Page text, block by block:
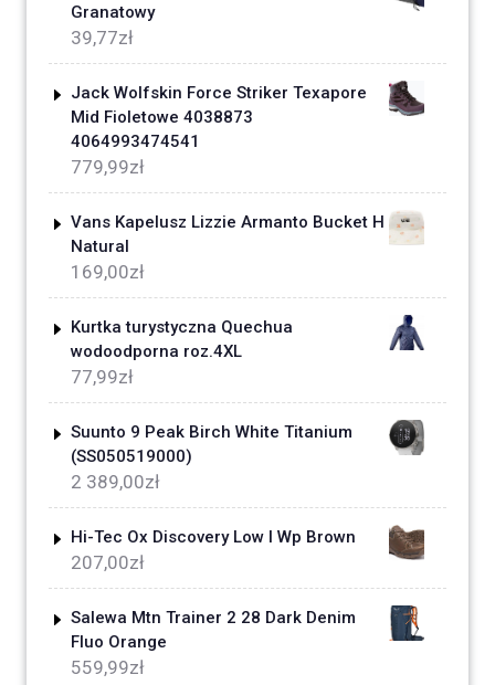
Granatowy
39,77zł
Jack Wolfskin Force Striker Texapore
Mid Fioletowe 4038873
4064993474541
779,99zł
Vans Kapelusz Lizzie Armanto Bucket H
Natural
169,00zł
Kurtka turystyczna Quechua
wodoodporna roz.4XL
77,99zł
Suunto 9 Peak Birch White Titanium
(SS050519000)
2 389,00zł
Hi-Tec Ox Discovery Low I Wp Brown
207,00zł
Salewa Mtn Trainer 2 28 Dark Denim
Fluo Orange
559,99zł